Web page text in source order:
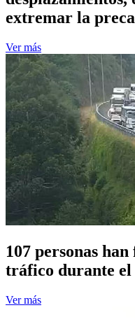
extremar la
Ver más
107 personas
tráfico durante el
Ver más